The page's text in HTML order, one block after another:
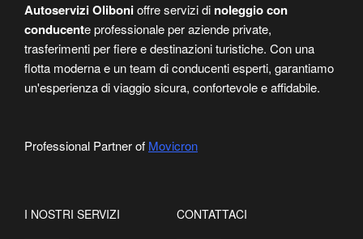
Autoservizi Olibonioffre servizi di noleggio con
conducente professionale per aziende private,
trasferimenti per fiere e destinazioni turistiche. Con una
flotta moderna e un team di conducenti esperti, garantiamo
un'esperienza di viaggio sicura, confortevole e affidabile.
Professional Partner of Movicron
I NOSTRI SERVIZI CONTATTACI